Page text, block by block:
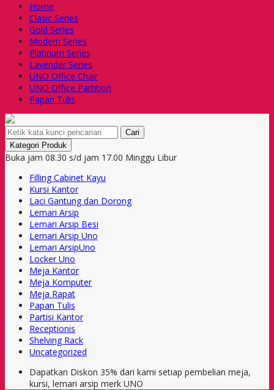
Home
Clasic Series
Gold Series
Modern Series
Platinum Series
Lavender Series
UNO Office Chair
UNO Office Partition
Papan Tulis
Cari
Kategori Produk
Buka jam 08.30 s/d jam 17.00 Minggu Libur
Filling Cabinet Kayu
Kursi Kantor
Laci Gantung dan Dorong
Lemari Arsip
Lemari Arsip Besi
Lemari Arsip Uno
Lemari ArsipUno
Locker Uno
Meja Kantor
Meja Komputer
Meja Rapat
Papan Tulis
Partisi Kantor
Receptionis
Shelving Rack
Uncategorized
Dapatkan Diskon 35% dari kami setiap pembelian meja,
kursi, lemari arsip merk UNO